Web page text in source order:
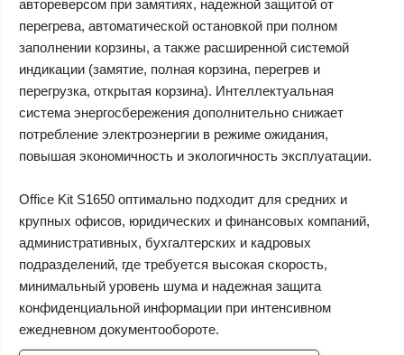
автореверсом при замятиях, надежной защитой от
перегрева, автоматической остановкой при полном
заполнении корзины, а также расширенной системой
индикации (замятие, полная корзина, перегрев и
перегрузка, открытая корзина). Интеллектуальная
система энергосбережения дополнительно снижает
потребление электроэнергии в режиме ожидания,
повышая экономичность и экологичность эксплуатации.
Office Kit S1650 оптимально подходит для средних и
крупных офисов, юридических и финансовых компаний,
административных, бухгалтерских и кадровых
подразделений, где требуется высокая скорость,
минимальный уровень шума и надежная защита
конфиденциальной информации при интенсивном
ежедневном документообороте.